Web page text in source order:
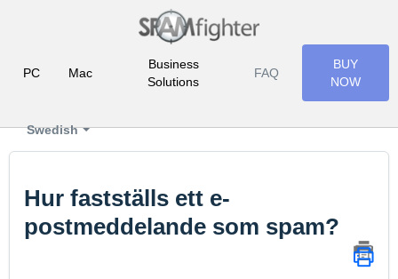
PC Mac
Business
Solutions
FAQ
BUY
NOW
Swedish
Hur fastställs ett e-
postmeddelande som spam?